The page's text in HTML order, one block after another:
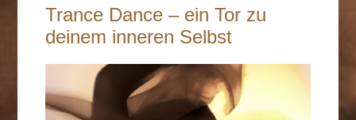
Trance Dance – ein Tor zu
deinem inneren Selbst